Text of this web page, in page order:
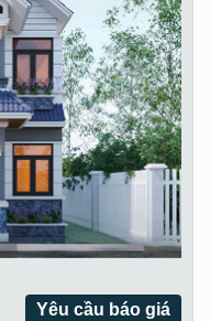
Yêu cầu báo giá